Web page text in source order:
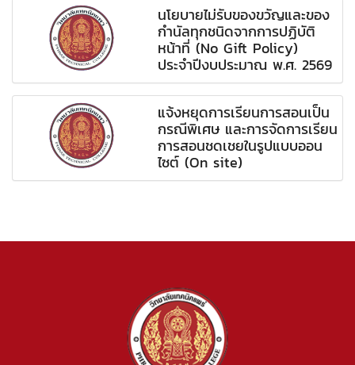
นโยบายไม่รับของขวัญและของ
กำนัลทุกชนิดจากการปฏิบัติ
หน้าที่ (No Gift Policy)
ประจำปีงบประมาณ พ.ศ. 2569
แจ้งหยุดการเรียนการสอนเป็น
กรณีพิเศษ และการจัดการเรียน
การสอนชดเชยในรูปแบบออน
ไซต์ (On site)